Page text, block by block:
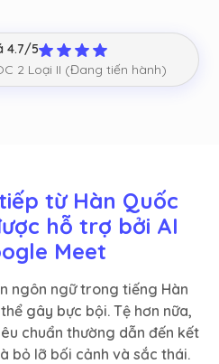
4.7/5
2 Loại II (Đang tiến hành)
từ Hàn Quốc
hỗ trợ bởi AI
Meet
ngôn ngữ trong tiếng Hàn
gây bực bội. Tệ hơn nữa,
chuẩn thường dẫn đến kết
bỏ lỡ bối cảnh và sắc thái.